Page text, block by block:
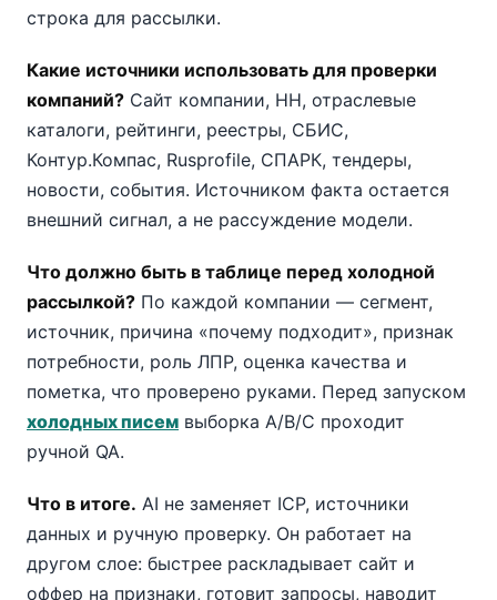
строка для рассылки.
Какие источники использовать для проверки
компаний? Сайт компании, HH, отраслевые
каталоги, рейтинги, реестры, СБИС,
Контур.Компас, Rusprofile, СПАРК, тендеры,
новости, события. Источником факта остается
внешний сигнал, а не рассуждение модели.
Что должно быть в таблице перед холодной
рассылкой? По каждой компании — сегмент,
источник, причина «почему подходит», признак
потребности, роль ЛПР, оценка качества и
пометка, что проверено руками. Перед запуском
холодных писем выборка A/B/C проходит
ручной QA.
Что в итоге. AI не заменяет ICP, источники
данных и ручную проверку. Он работает на
другом слое: быстрее раскладывает сайт и
оффер на признаки, готовит запросы, наводит